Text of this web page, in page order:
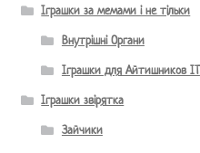
Іграшки за мемами і не тільки
Внутрішні Органи
Іграшки для Айтишников IT
Іграшки звірятка
Зайчики